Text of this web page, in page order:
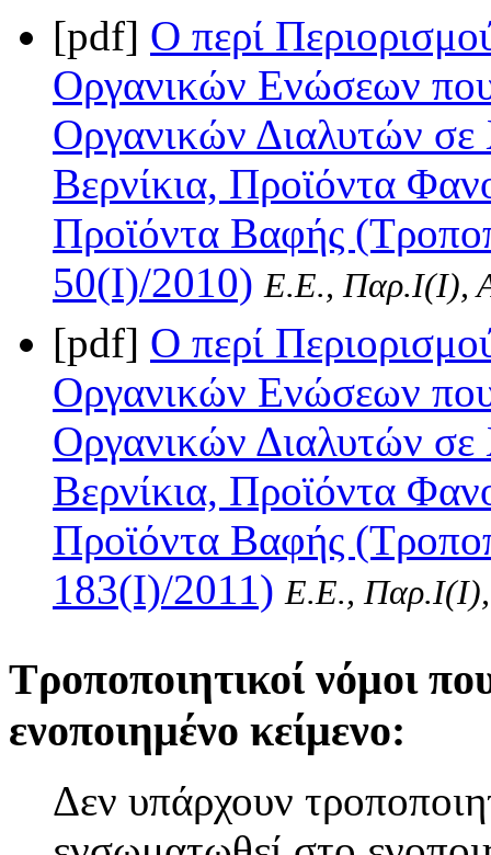
[pdf] Ο περί
Οργανικών Ενώσεων
Οργανικών Διαλυτών
Βερνίκια, Προϊόντα
Προϊόντα Βαφής
50(I)/2010) Ε.Ε., Παρ.Ι(I),
[pdf] Ο περί
Οργανικών Ενώσεων
Οργανικών Διαλυτών
Βερνίκια, Προϊόντα
Προϊόντα Βαφής
183(I)/2011) Ε.Ε.,
Τροποποιητικοί νόμοι
ενοποιημένο κείμενο:
Δεν υπάρχουν